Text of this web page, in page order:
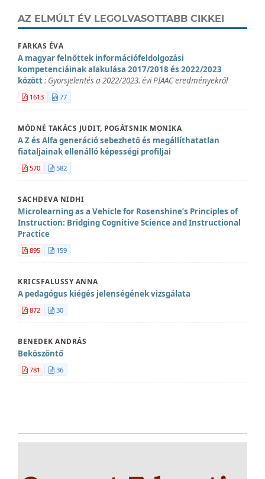
AZ ELMÚLT ÉV LEGOLVASOTTABB CIKKEI
FARKAS ÉVA
A magyar felnőttek információfeldolgozási
kompetenciáinak alakulása 2017/2018 és 2022/2023
között: Gyorsjelentés a 2022/2023. évi PIAAC eredményekről
1613 77
MÓDNÉ TAKÁCS JUDIT, POGÁTSNIK MONIKA
A Z és Alfa generáció sebezhető és megállíthatatlan
fiataljainak ellenálló képességi profiljai
570 582
SACHDEVA NIDHI
Microlearning as a Vehicle for Rosenshine’s Principles of
Instruction: Bridging Cognitive Science and Instructional
Practice
895 159
KRICSFALUSSY ANNA
A pedagógus kiégés jelenségének vizsgálata
872 30
BENEDEK ANDRÁS
Beköszöntő
781 36